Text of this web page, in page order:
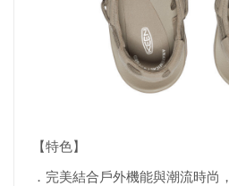
【特色】
．完美結合戶外機能與潮流時尚